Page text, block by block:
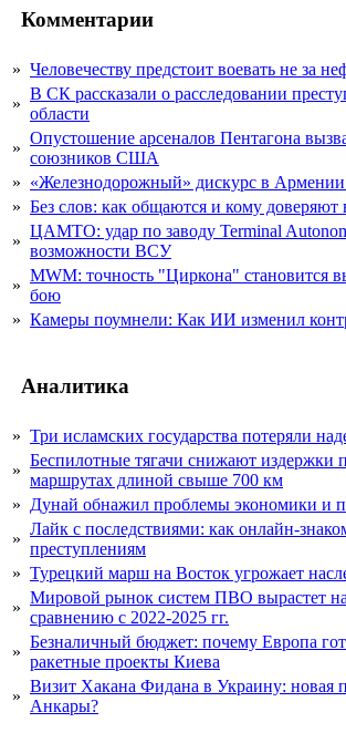
Комментарии
» Человечеству предстоит воевать не за
»
В СК рассказали о расследовании
области
»
Опустошение арсеналов Пентагона
союзников США
» «Железнодорожный» дискурс в
» Без слов: как общаются и кому доверяют
»
ЦАМТО: удар по заводу Terminal
возможности ВСУ
»
MWM: точность "Циркона" становится
бою
» Камеры поумнели: Как ИИ изменил
Аналитика
» Три исламских государства потеряли
»
Беспилотные тягачи снижают издержки
маршрутах длиной свыше 700 км
» Дунай обнажил проблемы экономики и
»
Лайк с последствиями: как онлайн-
преступлениям
» Турецкий марш на Восток угрожает
»
Мировой рынок систем ПВО вырастет на
сравнению с 2022-2025 гг.
»
Безналичный бюджет: почему Европа
ракетные проекты Киева
»
Визит Хакана Фидана в Украину: новая
Анкары?